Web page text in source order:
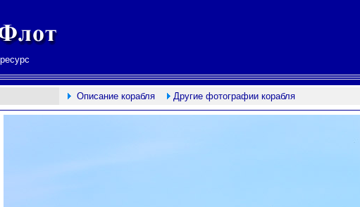
Описание корабля Другие фотографии корабля